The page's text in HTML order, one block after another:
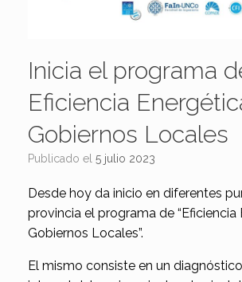
Inicia el programa
Eficiencia
Gobiernos Locales
Publicado el 5 julio 2023
Desde hoy da inicio en diferentes
provincia el programa de “Eficiencia
Gobiernos Locales”.
El mismo consiste en un